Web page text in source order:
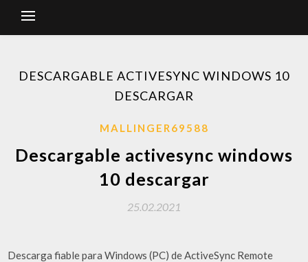
DESCARGABLE ACTIVESYNC WINDOWS 10
DESCARGAR
MALLINGER69588
Descargable activesync windows
10 descargar
25.02.2021
Descarga fiable para Windows (PC) de ActiveSync Remote